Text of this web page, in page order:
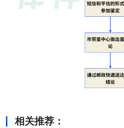
相关推荐 ：